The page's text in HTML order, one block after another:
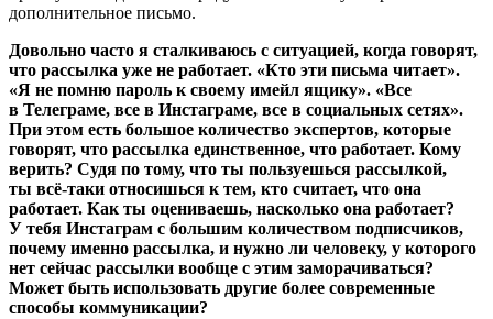
дополнительное письмо.
Довольно часто я сталкиваюсь с ситуацией, когда говорят,
что рассылка уже не работает. «Кто эти письма читает».
«Я не помню пароль к своему имейл ящику». «Все
в Телеграме, все в Инстаграме, все в социальных сетях».
При этом есть большое количество экспертов, которые
говорят, что рассылка единственное, что работает. Кому
верить? Судя по тому, что ты пользуешься рассылкой,
ты всё-таки относишься к тем, кто считает, что она
работает. Как ты оцениваешь, насколько она работает?
У тебя Инстаграм с большим количеством подписчиков,
почему именно рассылка, и нужно ли человеку, у которого
нет сейчас рассылки вообще с этим заморачиваться?
Может быть использовать другие более современные
способы коммуникации?